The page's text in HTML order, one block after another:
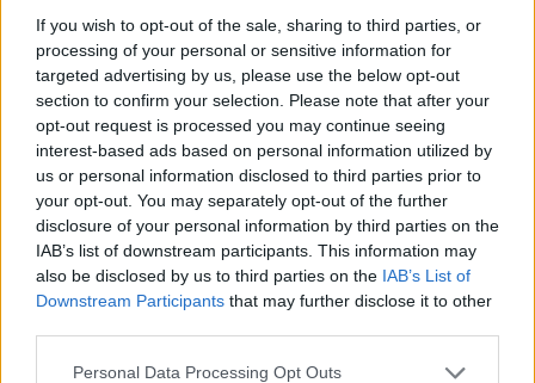
If you wish to opt-out of the sale, sharing to third parties, or
processing of your personal or sensitive information for
targeted advertising by us, please use the below opt-out
section to confirm your selection. Please note that after your
opt-out request is processed you may continue seeing
interest-based ads based on personal information utilized by
us or personal information disclosed to third parties prior to
your opt-out. You may separately opt-out of the further
disclosure of your personal information by third parties on the
IAB’s list of downstream participants. This information may
also be disclosed by us to third parties on the IAB’s List of
Downstream Participants that may further disclose it to other
Personal Data Processing Opt Outs
ΚΟΡΟΝΟΙΌΣ
ΤΑΞΊΔΙ ΚΑΙ ΥΓΕΊΑ
Κορονοϊός – Παράταση έως 15/7
της notam για τις προϋποθέσεις
εισόδου στην Ελλάδα
8 Ιουλίου 2021
ΕΙΔΉΣΕΙΣ
Ασκληπιείο Βούλας: Γιατρός
έκανε ψεύτικο εμβολιασμό σε
πέντε αρνητές και εξαφανίστηκε
8 Ιουλίου 2021